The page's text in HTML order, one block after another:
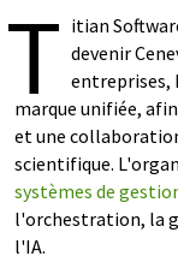
T itian
devenir
entreprises,
marque unifiée,
et une
scientifique.
systèmes de
l'orchestration, la
l'IA.